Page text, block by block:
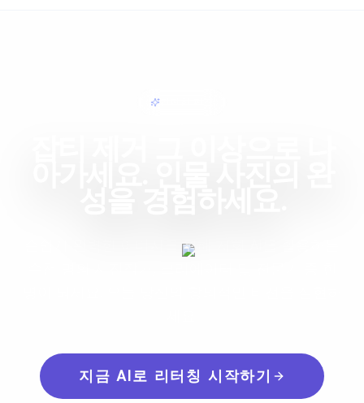
간편한 편집
손쉽게 완벽한 이미지를 위해 저희 AI를 활용하는
지금 AI로 리터칭 시작하기